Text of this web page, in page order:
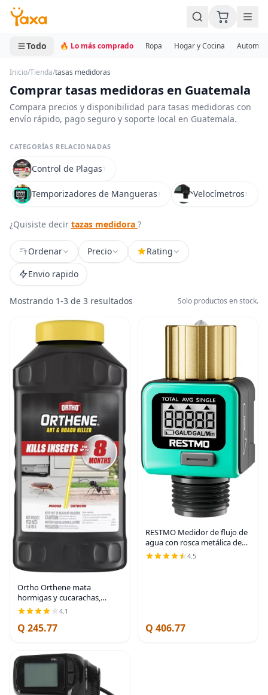
MINI CARRITO
0 productos
Todo 🔥 Lo más comprado Ropa Hogar y Cocina
Inicio/Tienda/tasas medidoras
Comprar tasas medidoras en Guatemala
Compara precios y disponibilidad para tasas medidoras con
envío rápido, pago seguro y soporte local en Guatemala.
CATEGORÍAS RELACIONADAS
Control de Plagas1
Temporizadores de Mangueras1 Velocímetros1
¿Quisiste decir tazas medidora ?
Ordenar Precio
Rating
Envio rapido
Mostrando 1-3 de 3 resultados Solo productos en stock.
Ortho Orthene mata
hormigas y cucarachas,
proporciona un control
duradero de insectos, para
uso en interiores y exteriores,
4.1
Q 245.77
RESTMO Medidor de flujo de
agua con rosca metálica de
entrada de latón, mide el
consumo en galones/litros y
4.5
Q 406.77